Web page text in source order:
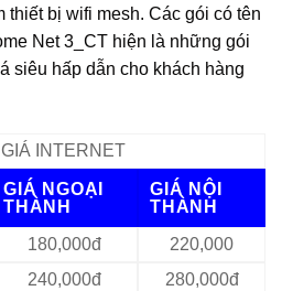
thiết bị wifi mesh. Các gói có tên
Net 3_CT hiện là những gói
siêu hấp dẫn cho khách hàng
INTERNET
GIÁ NGOẠI
THÀNH
GIÁ NỘI
THÀNH
180,000đ
220,000
240,000đ
280,000đ